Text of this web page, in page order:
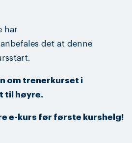
har
anbefales det at denne
om trenerkurset i
til høyre.
e-kurs før første kurshelg!